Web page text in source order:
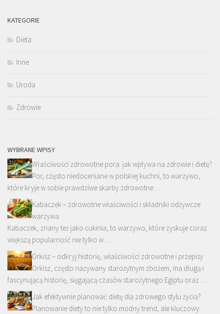
KATEGORIE
Dieta
Inne
Uroda
Zdrowie
WYBRANE WPISY
Właściwości zdrowotne pora: jak wpływa na zdrowie i dietę?
Por, często niedoceniane w polskiej kuchni, to warzywo,
które kryje w sobie prawdziwe skarby zdrowotne. …
Kabaczek – zdrowotne właściwości i składniki odżywcze
warzywa
Kabaczek, znany też jako cukinia, to warzywo, które zyskuje coraz
większą popularność nie tylko w …
Orkisz – odkryj historię, właściwości zdrowotne i przepisy
Orkisz, często nazywany starożytnym zbożem, ma długą i
fascynującą historię, sięgającą czasów starożytnego Egiptu oraz …
Jak efektywnie planować dietę dla zdrowego stylu życia?
Planowanie diety to nie tylko modny trend, ale kluczowy